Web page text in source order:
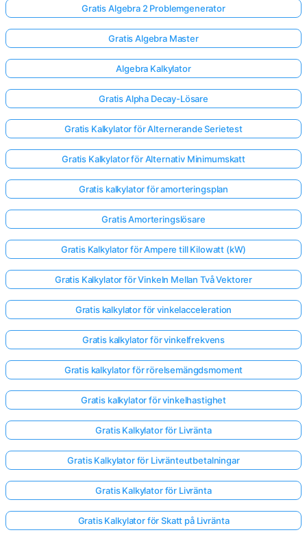
Gratis Algebra 2 Problemgenerator
Gratis Algebra Master
Algebra Kalkylator
Gratis Alpha Decay-Lösare
Gratis Kalkylator för Alternerande Serietest
Gratis Kalkylator för Alternativ Minimumskatt
Gratis kalkylator för amorteringsplan
Gratis Amorteringslösare
Gratis Kalkylator för Ampere till Kilowatt (kW)
Gratis Kalkylator för Vinkeln Mellan Två Vektorer
Gratis kalkylator för vinkelacceleration
Gratis kalkylator för vinkelfrekvens
Gratis kalkylator för rörelsemängdsmoment
Gratis kalkylator för vinkelhastighet
Gratis Kalkylator för Livränta
Gratis Kalkylator för Livränteutbetalningar
Gratis Kalkylator för Livränta
Gratis Kalkylator för Skatt på Livränta